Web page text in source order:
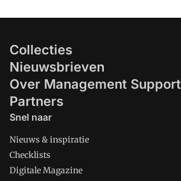
Collecties
Nieuwsbrieven
Over Management Support
Partners
Snel naar
Nieuws & inspiratie
Checklists
Digitale Magazine